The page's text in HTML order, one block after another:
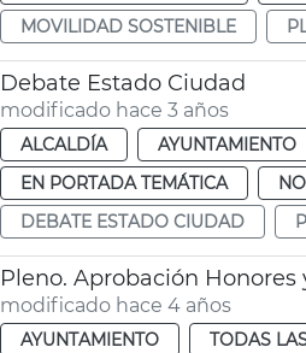
MOVILIDAD SOSTENIBLE
Debate Estado Ciudad
modificado hace 3 años
ALCALDÍA AYUNTAMIENTO
EN PORTADA TEMÁTICA
DEBATE ESTADO CIUDAD
Pleno. Aprobación Honores
modificado hace 4 años
AYUNTAMIENTO TODAS